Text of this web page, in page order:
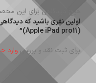
هیچ دیدگاهی برای این
(Apple iPad pro11)”
برای ثبت نقد و بررسیوارد